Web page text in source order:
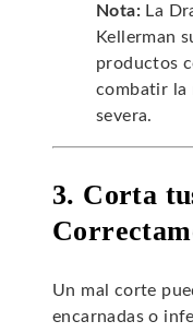
Nota: La
Kellerman
productos
combatir la
severa.
3. Corta
Un mal corte
encarnadas o